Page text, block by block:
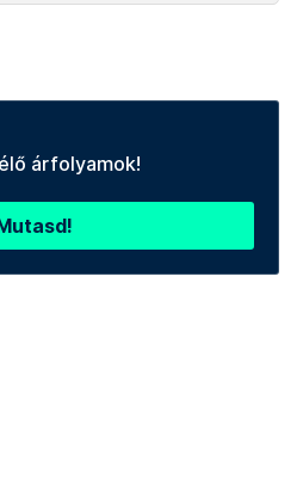
árfolyamok!